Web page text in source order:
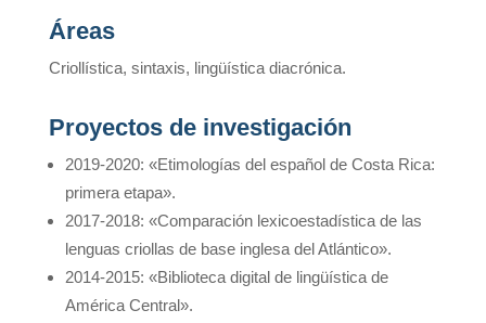
Áreas
Criollística, sintaxis, lingüística diacrónica.
Proyectos de investigación
2019-2020: «Etimologías del español de Costa Rica:
primera etapa».
2017-2018: «Comparación lexicoestadística de las
lenguas criollas de base inglesa del Atlántico».
2014-2015: «Biblioteca digital de lingüística de
América Central».